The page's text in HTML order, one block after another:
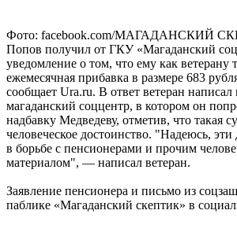
Фото: facebook.com/МАГАДАНСКИЙ
Попов получил от ГКУ «Магаданский
уведомление о том, что ему как ветерану
ежемесячная прибавка в размере 683
сообщает Ura.ru. В ответ ветеран написал
магаданский соццентр, в котором он
надбавку Медведеву, отметив, что такая
человеческое достоинство. "Надеюсь,
в борьбе с пенсионерами и прочим
материалом", — написал ветеран.
Заявление пенсионера и письмо из
паблике «Магаданский скептик» в